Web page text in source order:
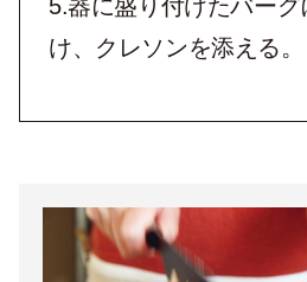
5.器に盛り付けたバー
け、クレソンを添える。